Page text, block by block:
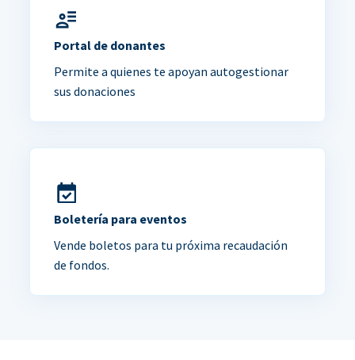
Portal de donantes
Permite a quienes te apoyan autogestionar
sus donaciones
Boletería para eventos
Vende boletos para tu próxima recaudación
de fondos.